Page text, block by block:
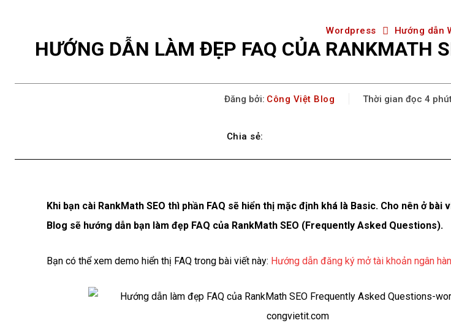
Wordpress Hướng dẫn
HƯỚNG DẪN LÀM ĐẸP FAQ CỦA RANKMATH
Đăng bởi: Công Việt Blog Thời gian đọc4
Chia sẻ:
Khi bạn cài RankMath SEO thì phần FAQ sẽ hiển thị mặc định khá là Basic. Cho nên ở bài
Blog sẽ hướng dẫn bạn làm đẹp FAQ của RankMath SEO (Frequently Asked Questions).
Bạn có thể xem demo hiển thị FAQ trong bài viết này: Hướng dẫn đăng ký mở tài khoản ngân